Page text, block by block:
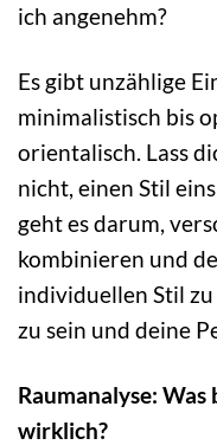
ich angenehm?
Es gibt unzählige
minimalistisch bis
orientalisch. Lass
nicht, einen Stil
geht es darum,
kombinieren und
individuellen Stil
zu sein und deine
Raumanalyse:
wirklich?